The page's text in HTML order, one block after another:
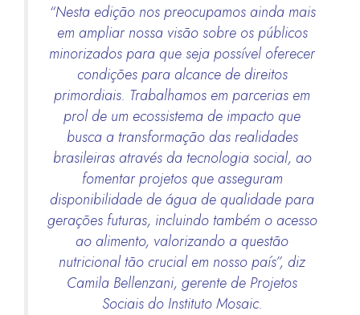
“Nesta edição nos preocupamos ainda mais
em ampliar nossa visão sobre os públicos
minorizados para que seja possível oferecer
condições para alcance de direitos
primordiais. Trabalhamos em parcerias em
prol de um ecossistema de impacto que
busca a transformação das realidades
brasileiras através da tecnologia social, ao
fomentar projetos que asseguram
disponibilidade de água de qualidade para
gerações futuras, incluindo também o acesso
ao alimento, valorizando a questão
nutricional tão crucial em nosso país”, diz
Camila Bellenzani, gerente de Projetos
Sociais do Instituto Mosaic.